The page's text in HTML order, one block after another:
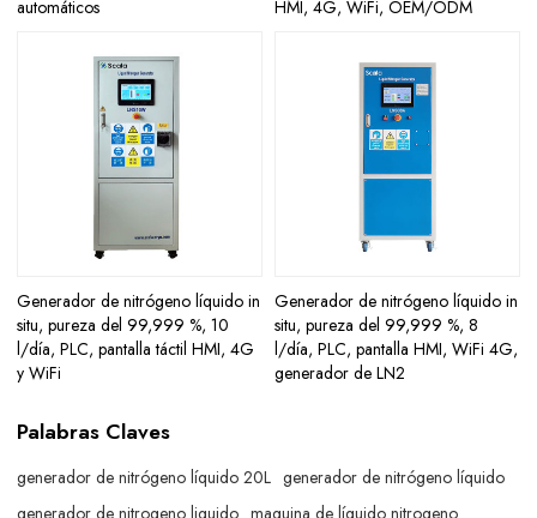
automáticos
HMI, 4G, WiFi, OEM/ODM
Generador de nitrógeno líquido in
situ, pureza del 99,999 %, 10
l/día, PLC, pantalla táctil HMI, 4G
y WiFi
Generador de nitrógeno líquido in
situ, pureza del 99,999 %, 8
l/día, PLC, pantalla HMI, WiFi 4G,
generador de LN2
Palabras Claves
generador de nitrógeno líquido 20L generador de nitrógeno líquido